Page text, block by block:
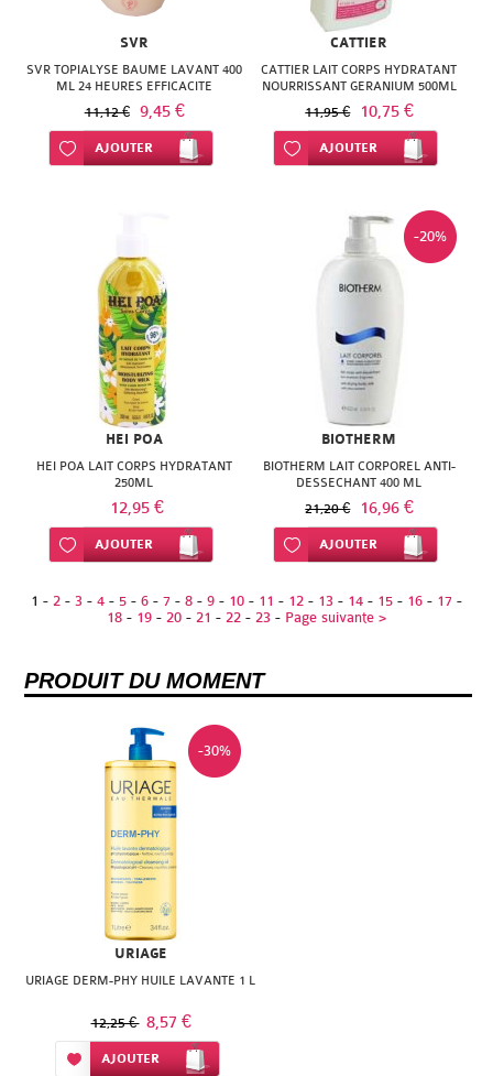
SVR
SVR TOPIALYSE BAUME LAVANT 400
ML 24 HEURES EFFICACITE
11,12 € 9,45 €
Ajouter à ma liste d’envie
AJOUTER
CATTIER
CATTIER LAIT CORPS HYDRATANT
NOURRISSANT GERANIUM 500ML
11,95 € 10,75 €
Ajouter à ma liste d’envie
AJOUTER
HEI POA
HEI POA LAIT CORPS HYDRATANT
250ML
12,95 €
Ajouter à ma liste d’envie
AJOUTER
-20%
BIOTHERM
BIOTHERM LAIT CORPOREL ANTI-
DESSECHANT 400 ML
21,20 € 16,96 €
Ajouter à ma liste d’envie
AJOUTER
1 - 2 - 3 - 4 - 5 - 6 - 7 - 8 - 9 - 10 - 11 - 12 - 13 - 14 - 15 - 16 - 17 -
18 - 19 - 20 - 21 - 22 - 23 - Page suivante >
PRODUIT DU MOMENT
-30%
URIAGE
URIAGE DERM-PHY HUILE LAVANTE 1 L
12,25 € 8,57 €
Ajouter à ma liste d’envie
AJOUTER